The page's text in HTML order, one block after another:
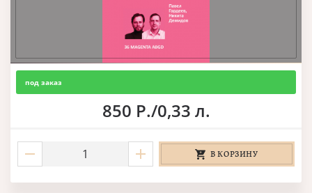
под заказ
850 Р./0,33 л.
В КОРЗИНУ